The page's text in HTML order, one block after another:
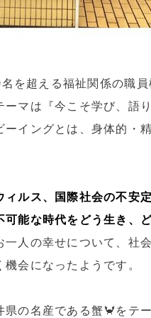
を超える福祉関係の職
ーマは『今こそ学び、語
ーイングとは、身体的・
ィルス、国際社会の不安
可能な時代をどう生き、
一人の幸せについて、社
会になったようです。
県の名産である蟹🦀をテ